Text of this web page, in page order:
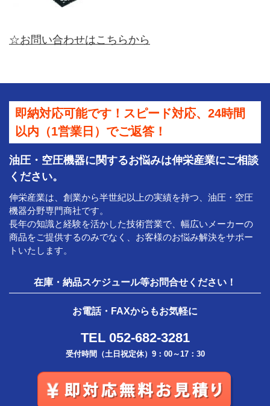
☆お問い合わせはこちらから
即納対応可能です！スピード対応、24時間
以内（1営業日）でご返答！
油圧・空圧機器に関するお悩みは伸栄産業にご相談
ください。
伸栄産業は、創業から半世紀以上の実績を持つ、油圧・空圧
機器分野専門商社です。
長年の知識と経験を活かした技術営業で、幅広いメーカーの
商品をご提供するのみでなく、お客様のお悩み解決をサポー
トいたします。
在庫・納品スケジュール等お問合せください！
お電話・FAXからもお気軽に
TEL 052-682-3281
受付時間（土日祝定休）9：00～17：30